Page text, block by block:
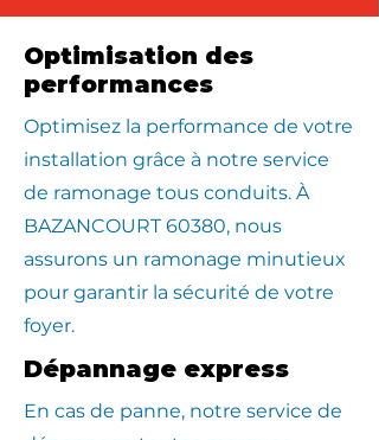
Optimisation des
performances
Optimisez la performance de votre
installation grâce à notre service
de ramonage tous conduits. À
BAZANCOURT 60380, nous
assurons un ramonage minutieux
pour garantir la sécurité de votre
foyer.
Dépannage express
En cas de panne, notre service de